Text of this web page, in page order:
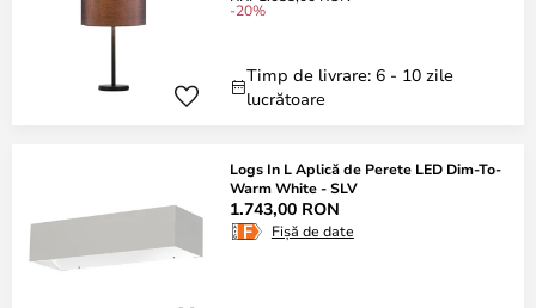
-20%
Timp de livrare: 6 - 10 zile
lucrătoare
Logs In L Aplică de Perete LED Dim-To-
Warm White - SLV
1.743,00 RON
Fișă de date